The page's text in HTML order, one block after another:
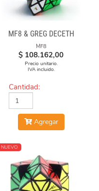
MF8 & GREG DECETH
MF8
$ 108.162,00
Precio unitario.
IVA incluido.
Cantidad:
Agregar
NUEVO